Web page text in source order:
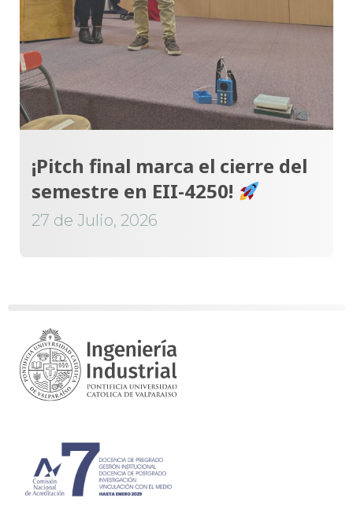
¡Pitch final marca el cierre del
semestre en EII-4250!
27 de Julio, 2026